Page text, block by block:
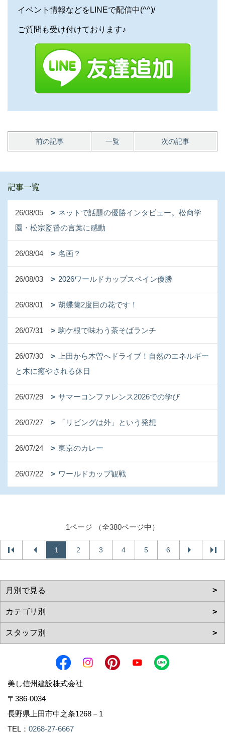
イベント情報などをLINEで配信中(^^)/
ご質問も受け付けております♪
前の記事 一覧 次の記事
記事一覧
26/08/05
ネットで話題の優勝インタビュー。松商学
園・松宗監督の言葉に感動
26/08/04 名画？
26/08/03 2026ワールドカップスペイン優勝
26/08/01 胡蝶蘭2度目の花です！
26/07/31 駒ケ根で味わう茶そばランチ
26/07/30
上田から木曽へドライブ！自然のエネルギー
と木に癒やされる休日
26/07/29 サマーコンファレンス2026での学び
26/07/27 「リビングは外」という発想
26/07/24 東京のカレー
26/07/22 ワールドカップ観戦
1ページ （全380ページ中）
1 2 3 4 5 6
美し信州建設株式会社
〒386-0034
長野県上田市中之条1268－1
TEL： 0268-27-6667